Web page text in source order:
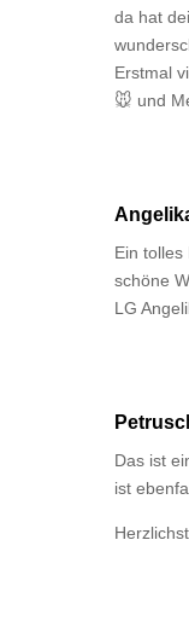
da hat
Erstmal
🐭 und
Ein
schöne
LG
Das ist
ist